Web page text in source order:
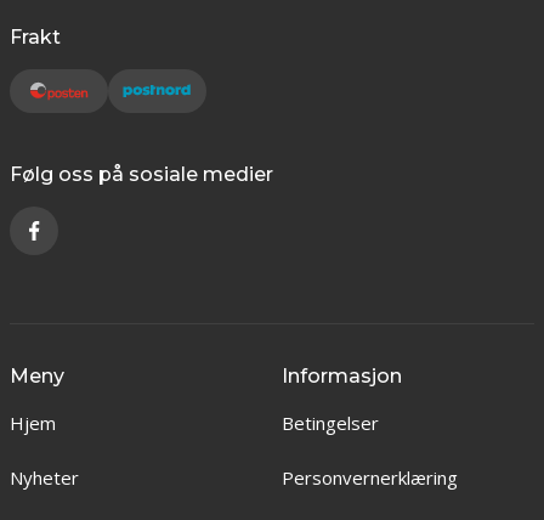
Frakt
Følg oss på sosiale medier
Meny
Hjem
Nyheter
Informasjon
Betingelser
Personvernerklæring